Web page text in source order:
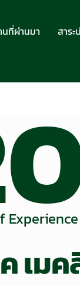
ที่ผ่านมา สาระ
Experience
เม